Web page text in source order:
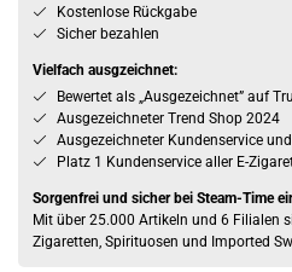
Kostenlose Rückgabe
Sicher bezahlen
Vielfach ausgzeichnet:
Bewertet als „Ausgezeichnet” auf
Ausgezeichneter Trend Shop 2024
Ausgezeichneter Kundenservice
Platz 1 Kundenservice aller E-
Sorgenfrei und sicher bei Steam-Time
Mit über 25.000 Artikeln und 6 Filialen
Zigaretten, Spirituosen und Imported